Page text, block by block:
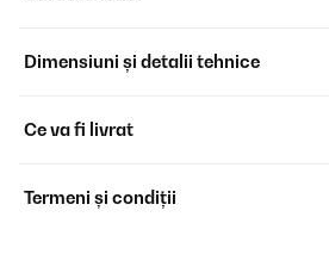
Dimensiuni și detalii tehnice
Ce va fi livrat
Termeni și condiții